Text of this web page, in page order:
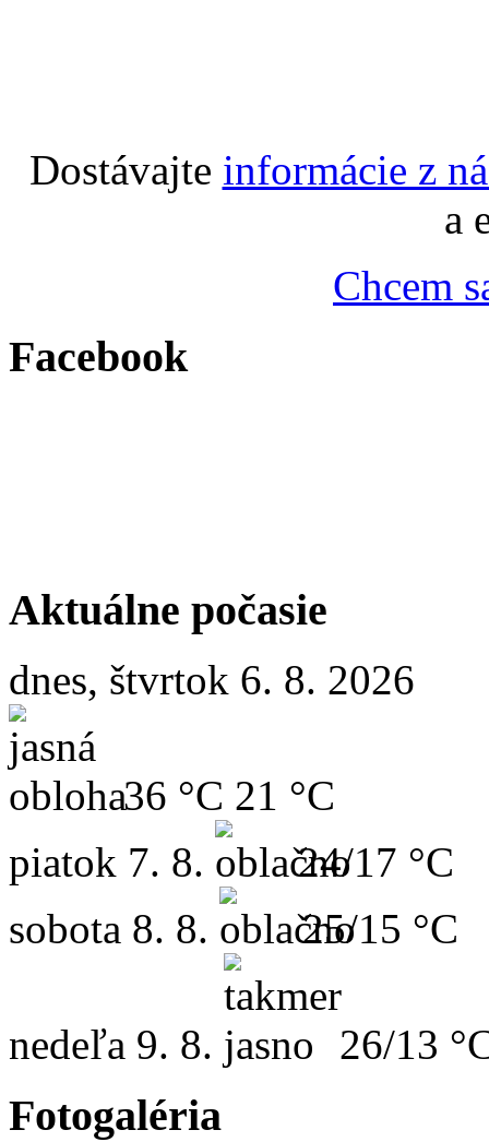
Dostávajte informácie z
a
Chcem
Facebook
Aktuálne počasie
dnes, štvrtok 6. 8. 2026
36 °C 21 °C
piatok 7. 8.
24/17 °C
sobota 8. 8. 25/15 °C
nedeľa 9. 8. 26/13
Fotogaléria